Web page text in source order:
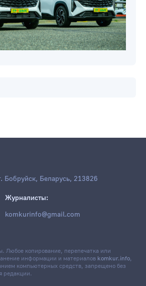
Бобруйск, Беларусь, 213826
Журналисты: